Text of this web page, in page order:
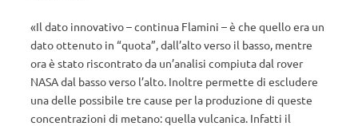
«Il dato innovativo – continua Flamini – è che quello era un
dato ottenuto in “quota”, dall’alto verso il basso, mentre
ora è stato riscontrato da un’analisi compiuta dal rover
NASA dal basso verso l’alto. Inoltre permette di escludere
una delle possibile tre cause per la produzione di queste
concentrazioni di metano: quella vulcanica. Infatti il